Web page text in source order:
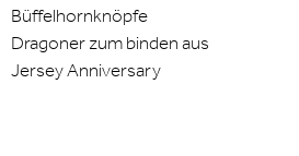
Büffelhornknöpfe
Dragoner zum binden aus
Jersey Anniversary